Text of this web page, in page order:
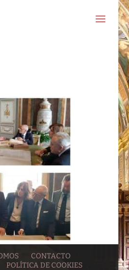
CONTACTO
POLÍTICA DE COOKIES